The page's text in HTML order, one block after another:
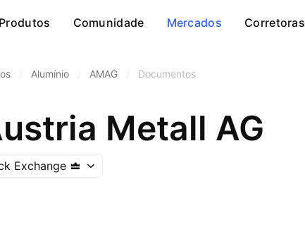
Produtos Comunidade Mercados Corretoras
Alumínio AMAG Documentos
Metall AG
Exchange